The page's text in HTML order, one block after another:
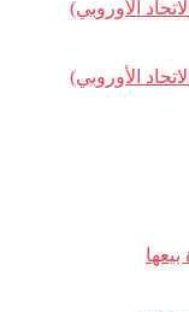
الأوروبي)
الأوروبي)